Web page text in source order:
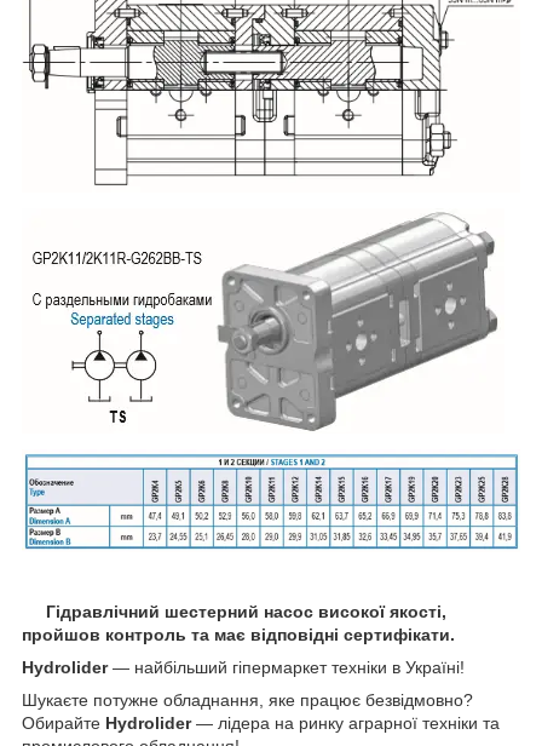
Гідравлічний шестерний насос високої якості,
пройшов контроль та має відповідні сертифікати.
Hydrolider— найбільший гіпермаркет техніки в Україні!
Шукаєте потужне обладнання, яке працює безвідмовно?
Обирайте Hydrolider— лідера на ринку аграрної техніки та